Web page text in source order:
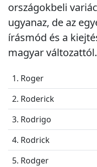
országokbeli
ugyanaz, de az
írásmód és a
magyar változattól.
1. Roger
2. Roderick
3. Rodrigo
4. Rodrick
5. Rodger